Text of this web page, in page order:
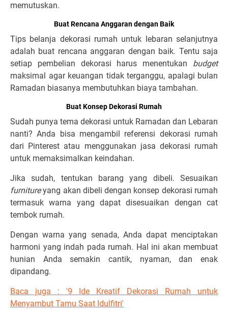
memutuskan.
Buat Rencana Anggaran dengan Baik
Tips belanja dekorasi rumah untuk lebaran selanjutnya
adalah buat rencana anggaran dengan baik. Tentu saja
setiap pembelian dekorasi harus menentukan budget
maksimal agar keuangan tidak terganggu, apalagi bulan
Ramadan biasanya membutuhkan biaya tambahan.
Buat Konsep Dekorasi Rumah
Sudah punya tema dekorasi untuk Ramadan dan Lebaran
nanti? Anda bisa mengambil referensi dekorasi rumah
dari Pinterest atau menggunakan jasa dekorasi rumah
untuk memaksimalkan keindahan.
Jika sudah, tentukan barang yang dibeli. Sesuaikan
furnitureyang akan dibeli dengan konsep dekorasi rumah
termasuk warna yang dapat disesuaikan dengan cat
tembok rumah.
Dengan warna yang senada, Anda dapat menciptakan
harmoni yang indah pada rumah. Hal ini akan membuat
hunian Anda semakin cantik, nyaman, dan enak
dipandang.
Baca juga : '9 Ide Kreatif Dekorasi Rumah untuk
Menyambut Tamu Saat Idulfitri'